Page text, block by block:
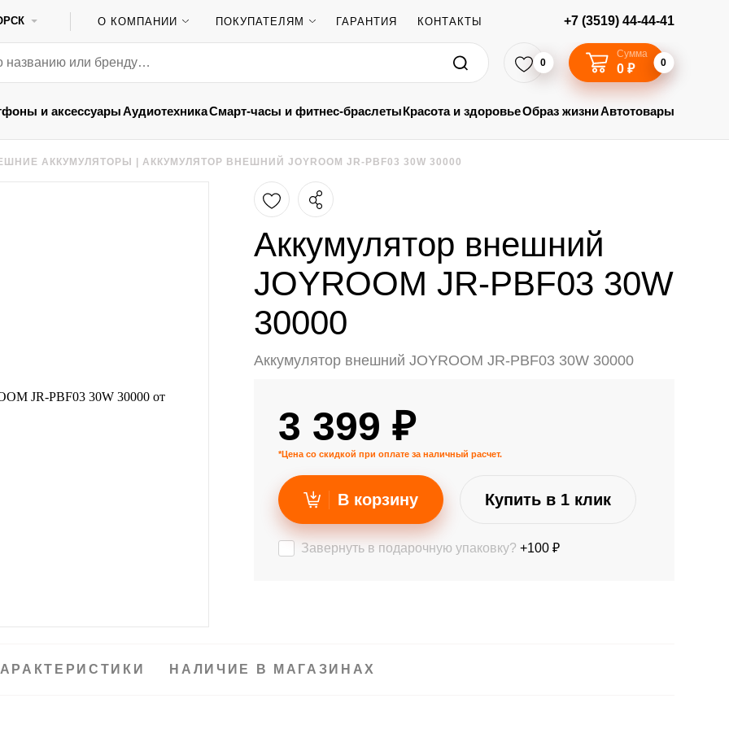
О КОМПАНИИ ПОКУПАТЕЛЯМ ГАРАНТИЯ КОНТАКТЫ +7 (3519) 44-44-41
0
Сумма
0 ₽ 0
и аксессуарыАудиотехникаСмарт-часы и фитнес-браслетыКрасота и здоровьеОбраз жизниАвтотовары
АККУМУЛЯТОРЫ |АККУМУЛЯТОР ВНЕШНИЙ JOYROOM JR-PBF03 30W 30000
Аккумулятор внешний
JOYROOM JR-PBF03 30W
30000
Аккумулятор внешний JOYROOM JR-PBF03 30W 30000
3 399 ₽
*Цена со скидкой при оплате за наличный расчет.
В корзину Купить в 1 клик
Завернуть в подарочную упаковку? +100 ₽
НАЛИЧИЕ В МАГАЗИНАХ